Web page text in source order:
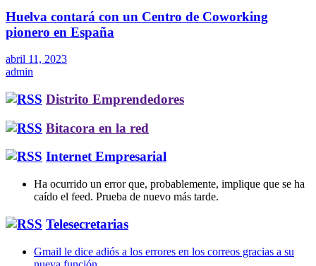
Huelva contará con un Centro de Coworking
pionero en España
abril 11, 2023
admin
Distrito Emprendedores
Bitacora en la red
Internet Empresarial
Ha ocurrido un error que, probablemente, implique que se ha
caído el feed. Prueba de nuevo más tarde.
Telesecretarias
Gmail le dice adiós a los errores en los correos gracias a su